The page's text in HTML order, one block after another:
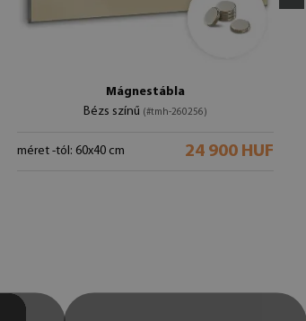
Mágnestábla
Bézs színű (#tmh-260256)
méret -tól: 60x40 cm 24 900 HUF